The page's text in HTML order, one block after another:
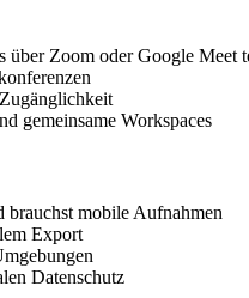
über Zoom oder Google Meet
gemeinsame Workspaces
brauchst mobile Aufnahmen
Export
Datenschutz